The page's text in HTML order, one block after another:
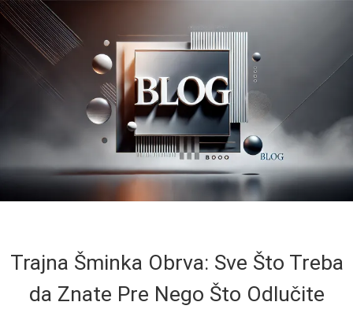
Trajna Šminka Obrva: Sve Što Treba
da Znate Pre Nego Što Odlučite